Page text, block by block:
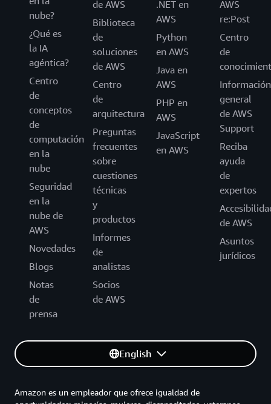
nube?
¿Qué es
la IA
agéntica?
Centro
de
conceptos
de
computación
en la
nube
Seguridad
en la
nube de
AWS
Novedades
Blogs
Notas
de
prensa
de AWS
Biblioteca
de
soluciones
de AWS
Centro
de
arquitectura
Preguntas
frecuentes
sobre
cuestiones
técnicas
y
productos
Informes
de
analistas
Socios
de AWS
.NET en
AWS
Python
en AWS
Java en
AWS
PHP en
AWS
JavaScript
en AWS
AWS
re:Post
Centro
de
Información
general
de AWS
Support
Reciba
ayuda
de
expertos
de AWS
Asuntos
jurídicos
English
Amazon es un empleador que ofrece igualdad de